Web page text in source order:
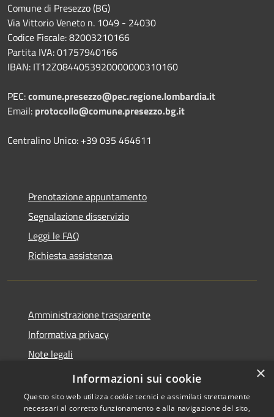
Comune di Presezzo (BG)
Via Vittorio Veneto n. 1049 - 24030
Codice Fiscale: 82003210166
Partita IVA: 01757940166
IBAN: IT12Z0844053920000000310160
PEC:comune.presezzo@pec.regione.lombardia.it
Email: protocollo@comune.presezzo.bg.it
Centralino Unico: +39 035 464611
Prenotazione appuntamento
Segnalazione disservizio
Leggi le FAQ
Richiesta assistenza
Amministrazione trasparente
Informativa privacy
Note legali
Dichiarazione di accessibilità
×
Informazioni sui cookie
Questo sito web utilizza cookie tecnici e assimilati strettamente
necessari al corretto funzionamento e alla navigazione del sito,